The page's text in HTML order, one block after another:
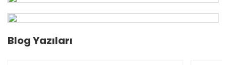
Blog Yazıları